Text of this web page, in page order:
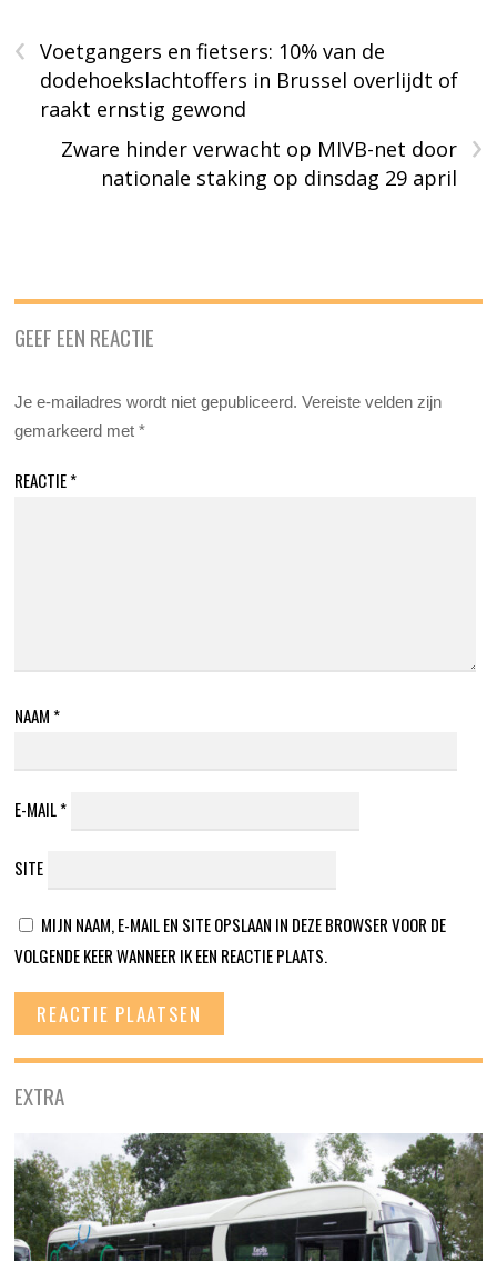
‹
Voetgangers en fietsers: 10% van de
dodehoekslachtoffers in Brussel overlijdt of
raakt ernstig gewond
›
Zware hinder verwacht op MIVB-net door
nationale staking op dinsdag 29 april
GEEF EEN REACTIE
Je e-mailadres wordt niet gepubliceerd. Vereiste velden zijn
gemarkeerd met*
REACTIE*
NAAM *
E-MAIL*
SITE
MIJN NAAM, E-MAIL EN SITE OPSLAAN IN DEZE BROWSER VOOR DE
VOLGENDE KEER WANNEER IK EEN REACTIE PLAATS.
EXTRA